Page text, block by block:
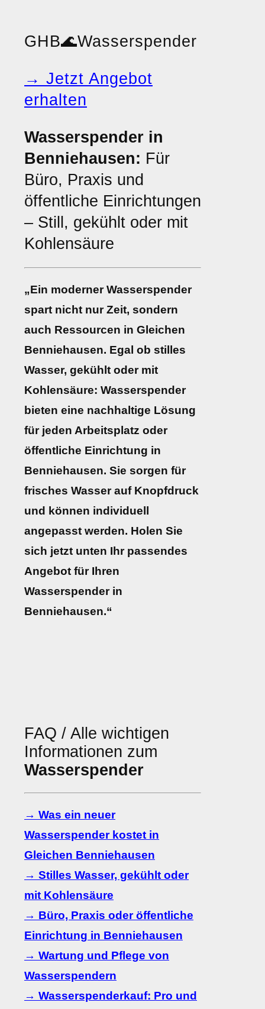
GHB🌊Wasserspender
→ Jetzt Angebot
erhalten
Wasserspender in
Benniehausen: Für
Büro, Praxis und
öffentliche Einrichtungen
– Still, gekühlt oder mit
Kohlensäure
„Ein moderner Wasserspender
spart nicht nur Zeit, sondern
auch Ressourcen in Gleichen
Benniehausen. Egal ob stilles
Wasser, gekühlt oder mit
Kohlensäure: Wasserspender
bieten eine nachhaltige Lösung
für jeden Arbeitsplatz oder
öffentliche Einrichtung in
Benniehausen. Sie sorgen für
frisches Wasser auf Knopfdruck
und können individuell
angepasst werden. Holen Sie
sich jetzt unten Ihr passendes
Angebot für Ihren
Wasserspender in
Benniehausen.“
FAQ / Alle wichtigen
Informationen zum
Wasserspender
→ Was ein neuer
Wasserspender kostet in
Gleichen Benniehausen
→ Stilles Wasser, gekühlt oder
mit Kohlensäure
→ Büro, Praxis oder öffentliche
Einrichtung in Benniehausen
→ Wartung und Pflege von
Wasserspendern
→ Wasserspenderkauf: Pro und